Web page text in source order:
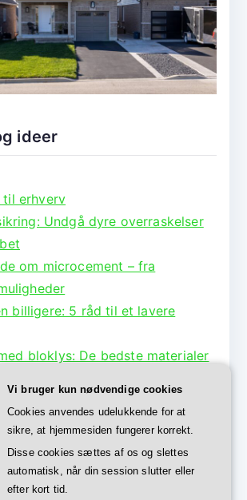
ideer
til erhverv
Undgå dyre overraskelser
om microcement – fra
billigere: 5 råd til et lavere
bloklys: De bedste materialer
Vi bruger kun nødvendige cookies
Cookies anvendes udelukkende for at
sikre, at hjemmesiden fungerer korrekt.
Disse cookies sættes af os og slettes
automatisk, når din session slutter eller
efter kort tid.